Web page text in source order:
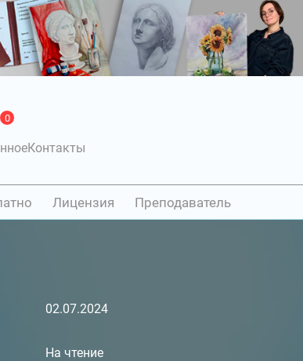
0
Контакты
Лицензия Преподаватель
02.07.2024
На чтение